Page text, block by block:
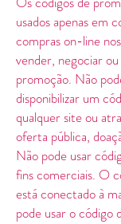
usados apenas em
compras on-line
vender, negociar
promoção. Não
disponibilizar um
qualquer site ou
oferta pública,
Não pode usar
fins comerciais. O
está conectado à
pode usar o código